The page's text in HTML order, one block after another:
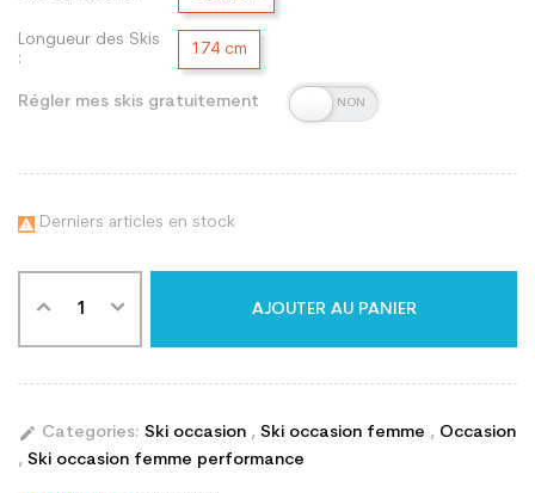
Longueur des Skis
:
174 cm
Régler mes skis gratuitement
 Derniers articles en stock
AJOUTER AU PANIER
edit Categories: Ski occasion , Ski occasion femme , Occasion
, Ski occasion femme performance